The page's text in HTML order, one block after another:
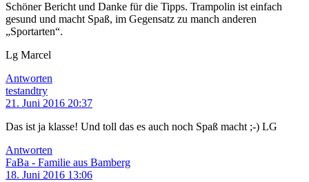
Schöner Bericht und Danke für die Tipps. Trampolin ist einfach
gesund und macht Spaß, im Gegensatz zu manch anderen
„Sportarten“.
Lg Marcel
Antworten
testandtry
21. Juni 2016 20:37
Das ist ja klasse! Und toll das es auch noch Spaß macht ;-) LG
Antworten
FaBa - Familie aus Bamberg
18. Juni 2016 13:06